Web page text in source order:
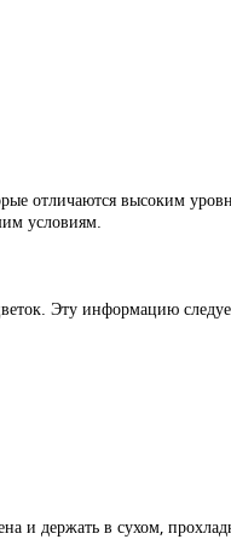
отличаются высоким
условиям.
Эту информацию
и держать в сухом,